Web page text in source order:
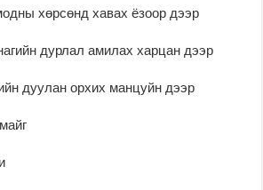
хөрсөнд хавах ёзоор дээр
дурлал амилах харцан дээр
дуулан орхих манцуйн дээр